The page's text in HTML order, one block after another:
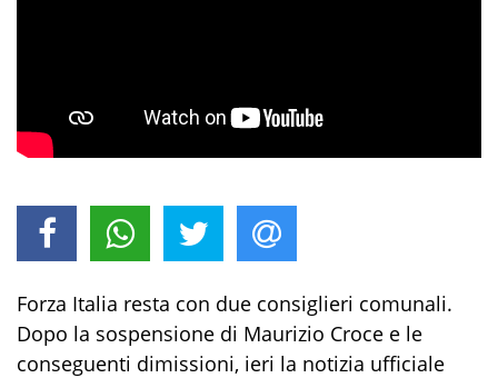
Forza Italia resta con due consiglieri comunali.
Dopo la sospensione di Maurizio Croce e le
conseguenti dimissioni, ieri la notizia ufficiale